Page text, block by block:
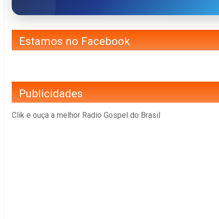
Estamos no Facebook
Publicidades
Clik e ouça a melhor Radio Gospel do Brasil